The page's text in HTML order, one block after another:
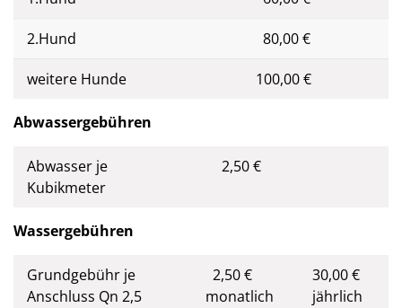
2.Hund 80,00 €
weitere Hunde 100,00 €
Abwassergebühren
Abwasser je
Kubikmeter
2,50 €
Wassergebühren
Grundgebühr je
Anschluss Qn 2,5
2,50 €
monatlich
30,00 €
jährlich